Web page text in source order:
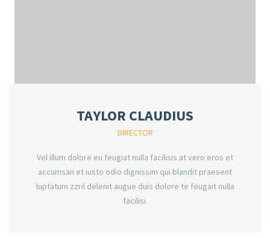
TAYLOR CLAUDIUS
DIRECTOR
Vel illum dolore eu feugiat nulla facilisis at vero eros et
accumsan et iusto odio dignissim qui blandit praesent
luptatum zzril delenit augue duis dolore te feugait nulla
facilisi.